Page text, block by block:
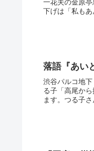
一花夫の金原
下げは「私もあ
落語『あい
渋谷パルコ地
る子「高尾か
ます。つる子さ